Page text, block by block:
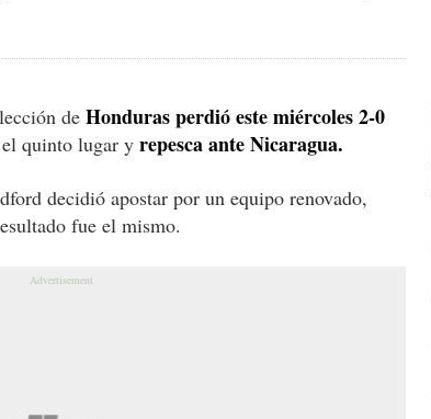
de Honduras perdió este miércoles 2-0
quinto lugar y repesca ante Nicaragua.
decidió apostar por un equipo renovado,
fue el mismo.